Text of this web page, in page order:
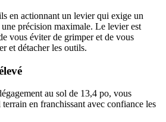
en actionnant un levier qui exige un
précision maximale. Le levier est
vous éviter de grimper et de vous
et détacher les outils.
au sol de 13,4 po, vous
en franchissant avec confiance les